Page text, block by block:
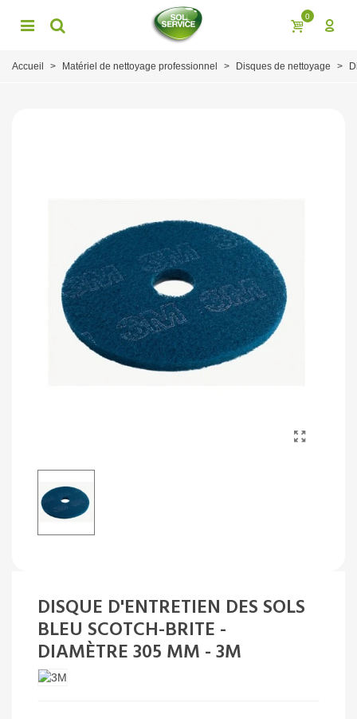
0
Accueil > Matériel de nettoyage professionnel > Disques de nettoyage >
DISQUE D'ENTRETIEN DES SOLS
BLEU SCOTCH-BRITE -
DIAMÈTRE 305 MM - 3M